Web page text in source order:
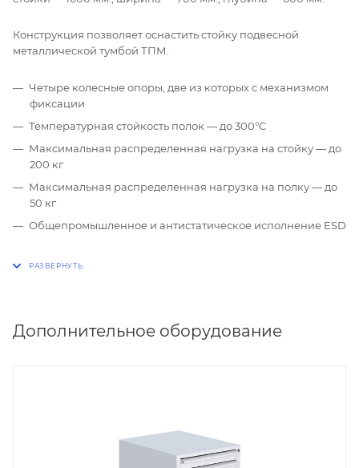
Конструкция позволяет оснастить стойку подвесной
металлической тумбой ТПМ.
Четыре колесные опоры, две из которых с механизмом
фиксации
Температурная стойкость полок — до 300°С
Максимальная распределенная нагрузка на стойку — до
200 кг
Максимальная распределенная нагрузка на полку — до
50 кг
Общепромышленное и антистатическое исполнение ESD
Дополнительное оборудование